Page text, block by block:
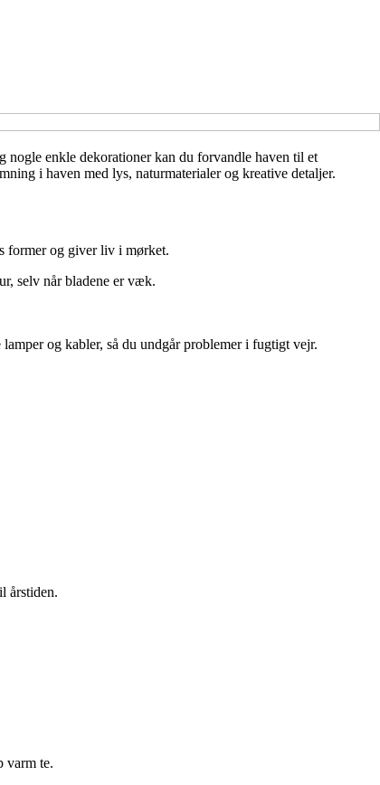
enkle dekorationer kan du forvandle haven til et
i haven med lys, naturmaterialer og kreative detaljer.
former og giver liv i mørket.
selv når bladene er væk.
og kabler, så du undgår problemer i fugtigt vejr.
årstiden.
varm te.